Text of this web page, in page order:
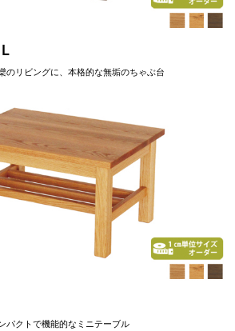
のリビングに、本格的な無垢のちゃぶ台
パクトで機能的なミニテーブル